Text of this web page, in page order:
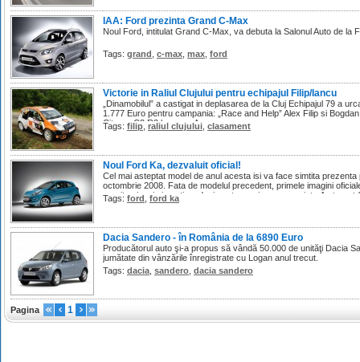
IAA: Ford prezinta Grand C-Max
Noul Ford, intitulat Grand C-Max, va debuta la Salonul Auto de la
Tags: grand c-max max ford
Victorie in Raliul Clujului pentru echipajul Filip/Iancu
„Dinamobilul” a castigat in deplasarea de la Cluj Echipajul 79 a
1.777 Euro pentru campania: „Race and Help” Alex Filip si
Citroen C2 R2 la grupa A.
Tags: filip raliul clujului clasament
Noul Ford Ka, dezvaluit oficial!
Cel mai asteptat model de anul acesta isi va face simtita
octombrie 2008. Fata de modelul precedent, primele imagini
reusita si mai simpatica, desi poate un pic prea cuminte.Au trecut
Tags: ford ford ka
Dacia Sandero - în România de la 6890 Euro
Producătorul auto şi-a propus să vândă 50.000 de unităţi Dacia
jumătate din vânzările înregistrate cu Logan anul trecut.
Tags: dacia sandero dacia sandero
Pagina 1